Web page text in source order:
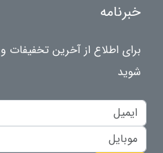
خبرنامه
برای اطلاع از آخرین
شوید